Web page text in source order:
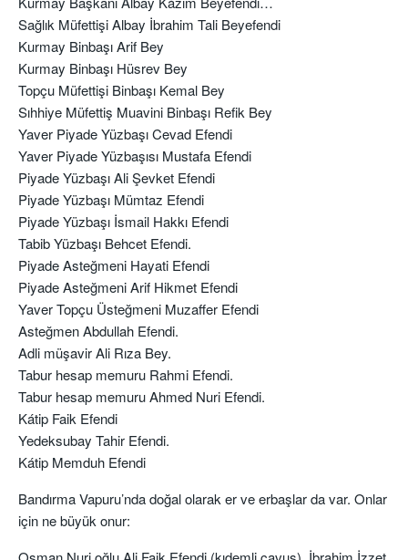
Sağlık Müfettişi Albay İbrahim Tali Beyefendi
Kurmay Binbaşı Arif Bey
Kurmay Binbaşı Hüsrev Bey
Topçu Müfettişi Binbaşı Kemal Bey
Sıhhiye Müfettiş Muavini Binbaşı Refik Bey
Yaver Piyade Yüzbaşı Cevad Efendi
Yaver Piyade Yüzbaşısı Mustafa Efendi
Piyade Yüzbaşı Ali Şevket Efendi
Piyade Yüzbaşı Mümtaz Efendi
Piyade Yüzbaşı İsmail Hakkı Efendi
Tabib Yüzbaşı Behcet Efendi.
Piyade Asteğmeni Hayati Efendi
Piyade Asteğmeni Arif Hikmet Efendi
Yaver Topçu Üsteğmeni Muzaffer Efendi
Asteğmen Abdullah Efendi.
Adli müşavir Ali Rıza Bey.
Tabur hesap memuru Rahmi Efendi.
Tabur hesap memuru Ahmed Nuri Efendi.
Kátip Faik Efendi
Yedeksubay Tahir Efendi.
Kátip Memduh Efendi
Bandırma Vapuru’nda doğal olarak er ve erbaşlar da var. Onlar
için ne büyük onur: